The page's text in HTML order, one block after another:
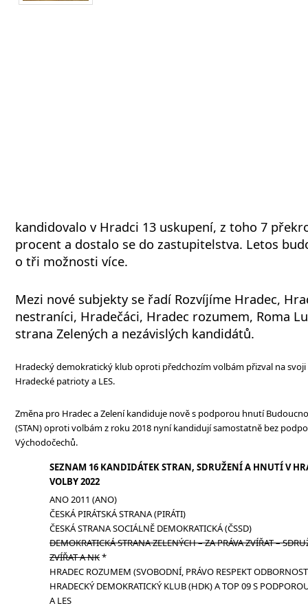
kandidovalo v Hradci 13 uskupení, z toho 7
procent a dostalo se do zastupitelstva. Letos
o tři možnosti více.
Mezi nové subjekty se řadí Rozvíjíme Hradec,
nestraníci, Hradečáci, Hradec rozumem, Roma
strana Zelených a nezávislých kandidátů.
Hradecký demokratický klub oproti předchozím volbám přizval na svoji
Hradecké patrioty a LES.
Změna pro Hradec a Zelení kandiduje nově s podporou hnutí
(STAN) oproti volbám z roku 2018 nyní kandidují samostatně bez
Východočechů.
SEZNAM 16 KANDIDÁTEK STRAN, SDRUŽENÍ A HNUTÍ V
VOLBY 2022
ANO 2011 (ANO)
ČESKÁ PIRÁTSKÁ STRANA (PIRÁTI)
ČESKÁ STRANA SOCIÁLNĚ DEMOKRATICKÁ (ČSSD)
DEMOKRATICKÁ STRANA ZELENÝCH – ZA PRÁVA ZVÍŘAT –
ZVÍŘAT A NK*
HRADEC ROZUMEM (SVOBODNÍ, PRÁVO RESPEKT
HRADECKÝ DEMOKRATICKÝ KLUB (HDK) A TOP 09 S
A LES